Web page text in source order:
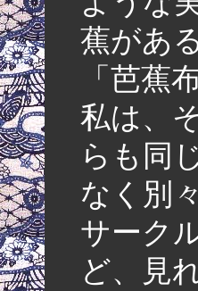
蕉があ
「芭蕉
私は、
らも同
なく別
サーク
ど、見